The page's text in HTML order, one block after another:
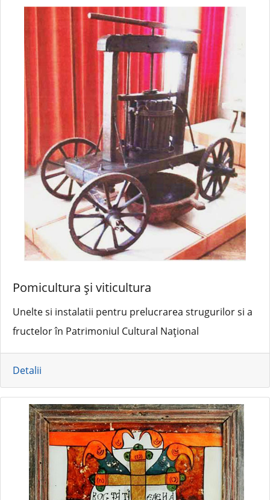
Pomicultura și viticultura
Unelte si instalatii pentru prelucrarea strugurilor si a
fructelor în Patrimoniul Cultural Național
Detalii